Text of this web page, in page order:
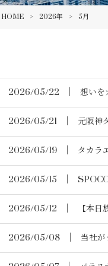
HOME > 2026年 > 5月
2026/05/22 想いを
2026/05/21 元阪神
2026/05/19 タカラ
2026/05/15
2026/05/12 【本
2026/05/08 当社